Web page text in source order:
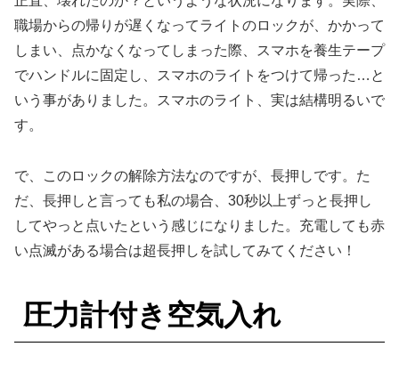
職場からの帰りが遅くなってライトのロックが、かかって
しまい、点かなくなってしまった際、スマホを養生テープ
でハンドルに固定し、スマホのライトをつけて帰った…と
いう事がありました。スマホのライト、実は結構明るいで
す。
で、このロックの解除方法なのですが、長押しです。た
だ、長押しと言っても私の場合、30秒以上ずっと長押し
してやっと点いたという感じになりました。充電しても赤
い点滅がある場合は超長押しを試してみてください！
圧力計付き空気入れ